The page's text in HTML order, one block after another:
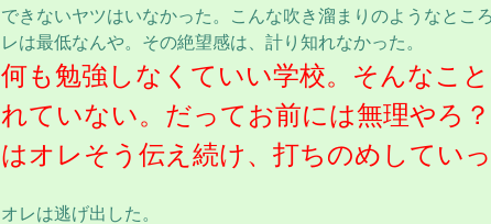
できないヤツはいなかった。こんな吹き溜まりのようなとこ
レは最低なんや。その絶望感は、計り知れなかった。
何も勉強しなくていい学校。そんなこ
れていない。だってお前には無理やろ
はオレそう伝え続け、打ちのめしていっ
オレは逃げ出した。